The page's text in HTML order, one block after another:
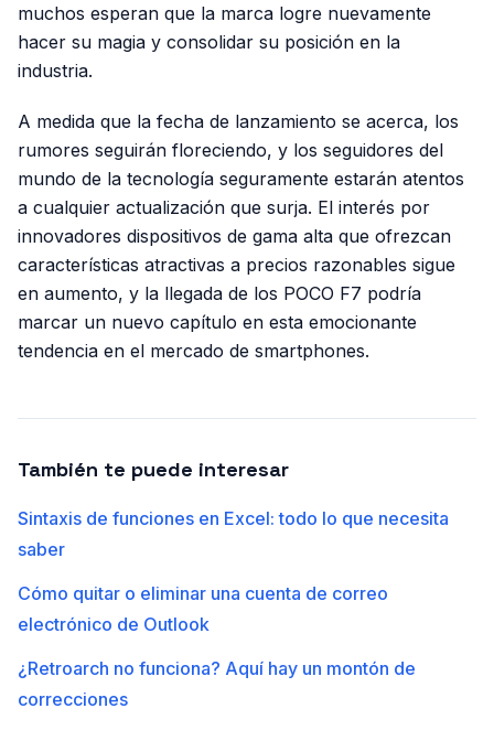
muchos esperan que la marca logre nuevamente
hacer su magia y consolidar su posición en la
industria.
A medida que la fecha de lanzamiento se acerca, los
rumores seguirán floreciendo, y los seguidores del
mundo de la tecnología seguramente estarán atentos
a cualquier actualización que surja. El interés por
innovadores dispositivos de gama alta que ofrezcan
características atractivas a precios razonables sigue
en aumento, y la llegada de los POCO F7 podría
marcar un nuevo capítulo en esta emocionante
tendencia en el mercado de smartphones.
También te puede interesar
Sintaxis de funciones en Excel: todo lo que necesita
saber
Cómo quitar o eliminar una cuenta de correo
electrónico de Outlook
¿Retroarch no funciona? Aquí hay un montón de
correcciones